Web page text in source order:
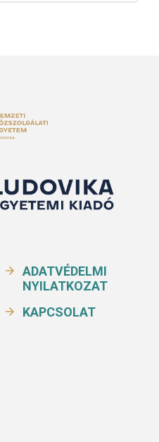
ADATVÉDELMI
NYILATKOZAT
KAPCSOLAT